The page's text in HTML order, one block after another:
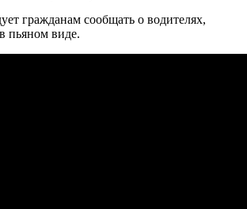
гражданам сообщать о водителях,
пьяном виде.